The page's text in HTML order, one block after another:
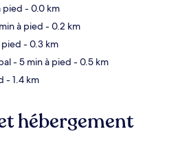
pied - 0.0 km
à pied - 0.2 km
pied - 0.3 km
- 5 min à pied - 0.5 km
- 1.4 km
hébergement